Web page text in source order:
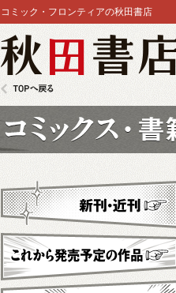
コミック・フロンティアの秋田書店
新刊・近刊
これから発売予定